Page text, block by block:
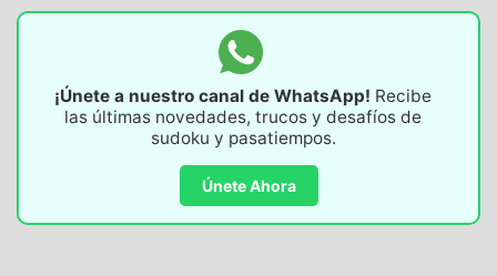
¡Únete a nuestro canal de WhatsApp! Recibe
las últimas novedades, trucos y desafíos de
sudoku y pasatiempos.
Únete Ahora